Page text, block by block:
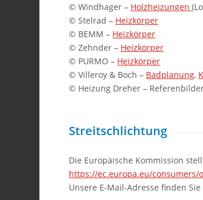
© Windhager – Holzheizungen
© Stelrad – Heizkörper
© BEMM – Heizkörper
© Zehnder – Heizkörper
© PURMO – Heizkörper
© Villeroy & Boch – Badplanung,
© Heizung Dreher –
Streitschlichtung
Die Europäische Kommission
https://ec.europa.eu/consumers/
Unsere E-Mail-Adresse finden